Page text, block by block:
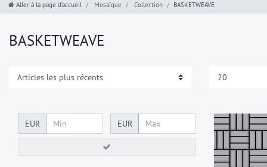
Aller à la page d’accueil Mosaïque Collection BASKETWEAVE
BASKETWEAVE
EUR EUR